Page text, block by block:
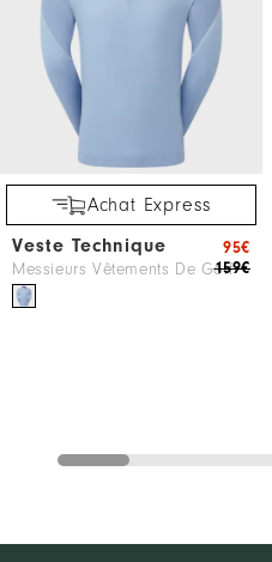
Achat Express
Veste Technique
Messieurs Vêtements De Golf159€
95€